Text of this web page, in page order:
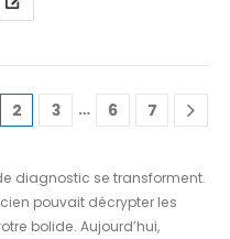
2 3 … 6 7
diagnostic se transforment.
pouvait décrypter les
bolide. Aujourd’hui,